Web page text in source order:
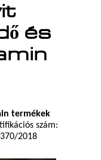
és
termékek
szám:
2018